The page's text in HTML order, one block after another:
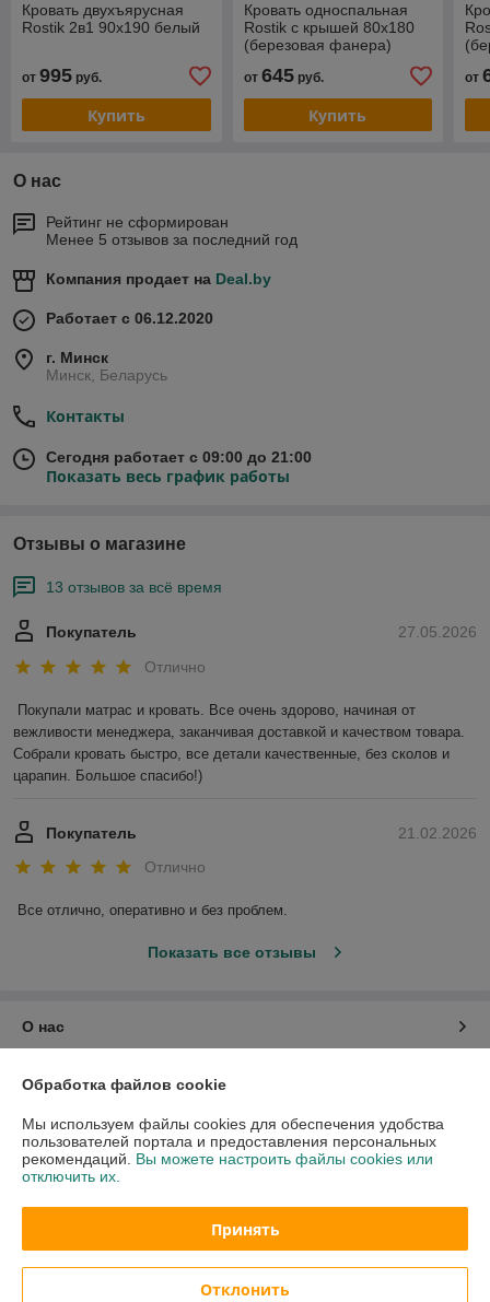
Кровать двухъярусная
Rostik 2в1 90х190 белый
от 995 руб.
Купить
Кровать односпальная
Rostik с крышей 80х180
(березовая фанера)
от 645руб.
Купить
от
О нас
Рейтинг не сформирован
Менее 5 отзывов за последний год
Компания продает на Deal.by
Работает с 06.12.2020
г. Минск
Минск, Беларусь
Контакты
Сегодня работает с 09:00 до 21:00
Показать весь график работы
Отзывы о магазине
13 отзывов за всё время
27.05.2026
Покупатель
Отлично
Покупали матрас и кровать. Все очень здорово, начиная от
вежливости менеджера, заканчивая доставкой и качеством товара.
Собрали кровать быстро, все детали качественные, без сколов и
царапин. Большое спасибо!)
21.02.2026
Покупатель
Отлично
Все отлично, оперативно и без проблем.
Показать все отзывы
О нас
Контакты
Доставка и оплата
График работы
Политика обработки cookies
Обработка файлов cookie
Мы используем файлы cookies для обеспечения удобства
пользователей портала и предоставления персональных
рекомендаций. Вы можете настроить файлы cookies или
отключить их.
Принять
Отклонить